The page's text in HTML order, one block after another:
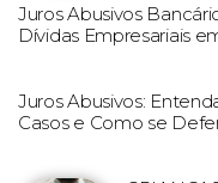
Juros Abusivos
Dívidas Empresariais
Juros Abusivos:
Casos e Como se